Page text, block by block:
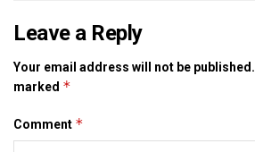
Leave a Reply
Your email address will not be published.
marked *
Comment *